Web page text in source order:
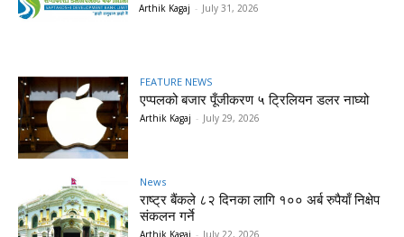
Arthik Kagaj - July 31, 2026
FEATURE NEWS
एप्पलको बजार पूँजीकरण ५ ट्रिलियन डलर नाघ्यो
Arthik Kagaj - July 29, 2026
News
राष्ट्र बैंकले ८२ दिनका लागि १०० अर्ब रुपैयाँ निक्षेप
संकलन गर्ने